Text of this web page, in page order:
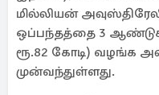
மில்லியன்
ஒப்பந்தத்தை 3
ரூ.82 கோடி) வழங்க
முன்வந்துள்ளது.